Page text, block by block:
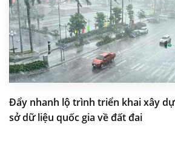
Đẩy nhanh lộ trình triển khai xây
sở dữ liệu quốc gia về đất đai